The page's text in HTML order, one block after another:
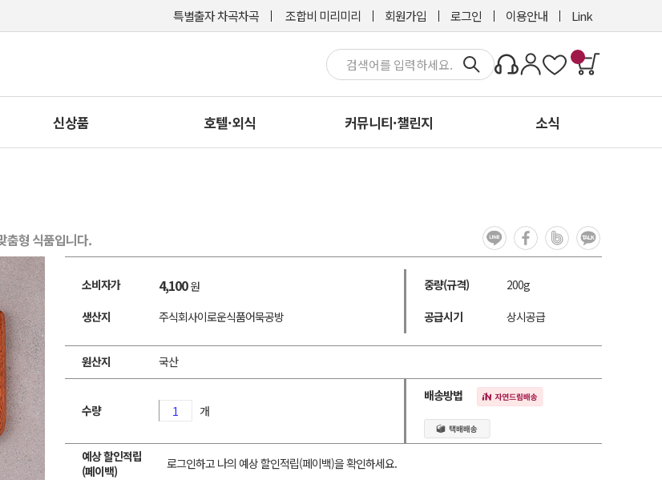
특별출자 차곡차곡 조합비 미리미리 회원가입 로그인 이용안내 Link
신상품 호텔·외식 커뮤니티·챌린지 소식
춤형 식품입니다.
소비자가 4,100원 중량(규격)
200g
생산지
주식회사이로운식품어묵공방 공급시기 상시공급
원산지 국산
수량 개
배송방법
예상 할인적립
(페이백)
로그인하고 나의 예상 할인적립(페이백)을 확인하세요.